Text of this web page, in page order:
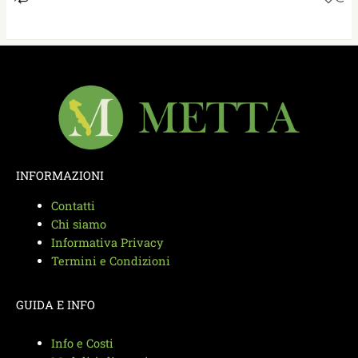
INFORMAZIONI
Contatti
Chi siamo
Informativa Privacy
Termini e Condizioni
GUIDA E INFO
Info e Costi